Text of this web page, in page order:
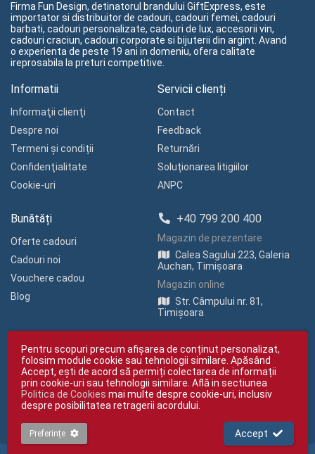
Firma Fun Design, detinatorul brandului GiftExpress, este
importator si distribuitor de cadouri, cadouri femei, cadouri
barbati, cadouri personalizate, cadouri de lux, accesorii vin,
cadouri craciun, cadouri corporate si bijuterii din argint. Avand
o experienta de peste 19 ani in domeniu, ofera calitate
ireprosabila la preturi competitive.
Informatii
Informaţii clienţi
Despre noi
Termeni și condiții
Confidenţialitate
Cookie-uri
Servicii clienți
Contact
Feedback
Returnări
Soluționarea litigiilor
ANPC
Bunătăți
Oferte cadouri
Cadouri noi
Vouchere cadou
Blog
+40 799 200 400
Magazin de prezentare
Calea Sagului 223, Galeria
Auchan, Timișoara
Magazin online
Str. Câmpului nr. 81,
Timișoara
Copyright © giftexpress.ro | Toate drepturile rezervate
giftexpress.ro aparține de Fun Design SRL (CUI RO 15651694, Nr. Reg. Com.
giftexpress.ro folosește cookie-uri. Prețurile afișate includ TVA
Pentru scopuri precum afișarea de conținut personalizat,
folosim module cookie sau tehnologii similare. Apăsând
Accept, ești de acord să permiți colectarea de informații
prin cookie-uri sau tehnologii similare. Află in sectiunea
Politica de Cookies mai multe despre cookie-uri, inclusiv
despre posibilitatea retragerii acordului.
Preferințe Accept